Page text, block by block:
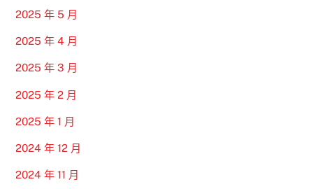
2025 年 5 月
2025 年 4 月
2025 年 3 月
2025 年 2 月
2025 年 1 月
2024 年 12 月
2024 年 11 月